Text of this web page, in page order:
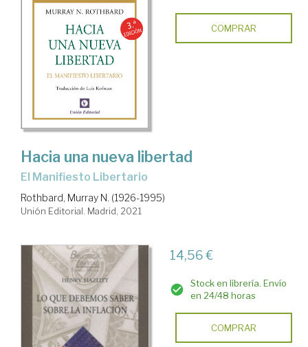
COMPRAR
Hacia una nueva libertad
El Manifiesto Libertario
Rothbard, Murray N. (1926-1995)
Unión Editorial. Madrid, 2021
14,56 €
Stock en librería. Envío
en 24/48 horas
COMPRAR